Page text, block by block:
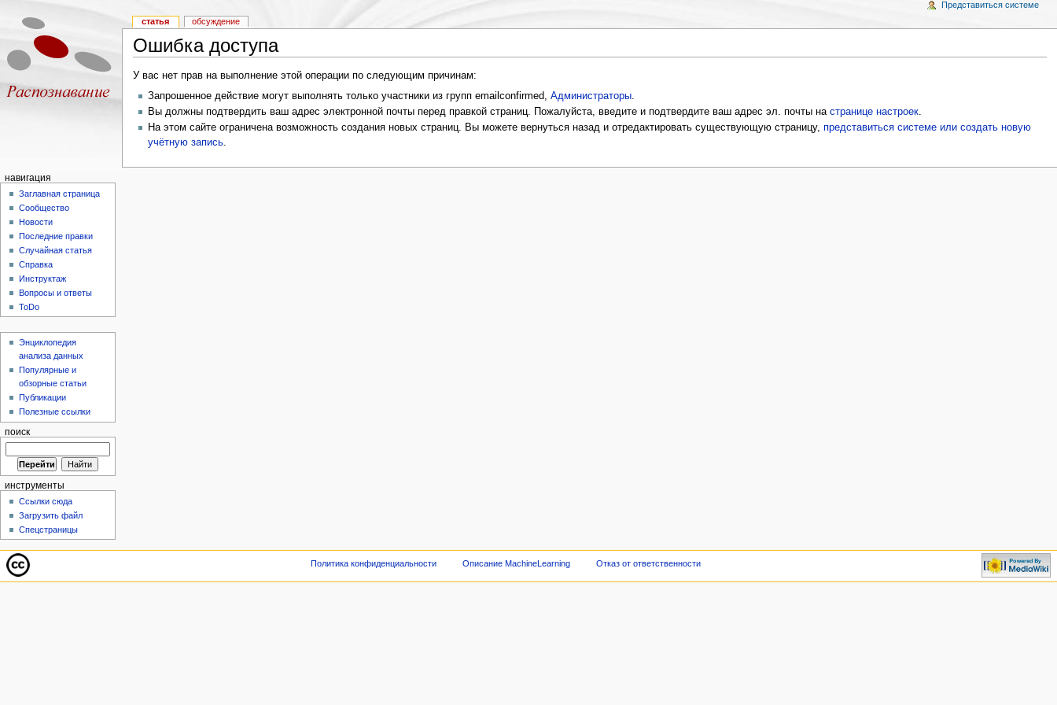
Ошибка доступа
У вас нет прав на выполнение этой операции по следующим причинам:
Запрошенное действие могут выполнять только участники из групп emailconfirmed, Администраторы.
Вы должны подтвердить ваш адрес электронной почты перед правкой страниц. Пожалуйста, введите и подтвердите ваш адрес эл. почты на странице настроек.
На этом сайте ограничена возможность создания новых страниц. Вы можете вернуться назад и отредактировать существующую страницу, представиться системе или создать новую
учётную запись.
статья обсуждение
Представиться системе
навигация
Заглавная страница
Сообщество
Новости
Последние правки
Случайная статья
Справка
Инструктаж
Вопросы и ответы
ToDo
Энциклопедия
анализа данных
Популярные и
обзорные статьи
Публикации
Полезные ссылки
поиск
инструменты
Ссылки сюда
Загрузить файл
Спецстраницы
Политика конфиденциальности Описание MachineLearning Отказ от ответственности